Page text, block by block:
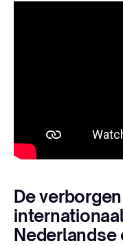
De
Nederlandse